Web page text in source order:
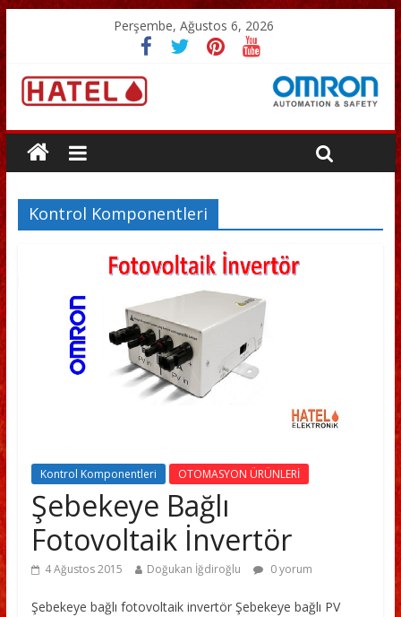
Perşembe, Ağustos 6, 2026
Kontrol Komponentleri
Kontrol Komponentleri OTOMASYON ÜRÜNLERİ
Şebekeye Bağlı
Fotovoltaik İnvertör
4 Ağustos 2015 Doğukan İğdiroğlu 0 yorum
Şebekeye bağlı fotovoltaik invertör Şebekeye bağlı PV